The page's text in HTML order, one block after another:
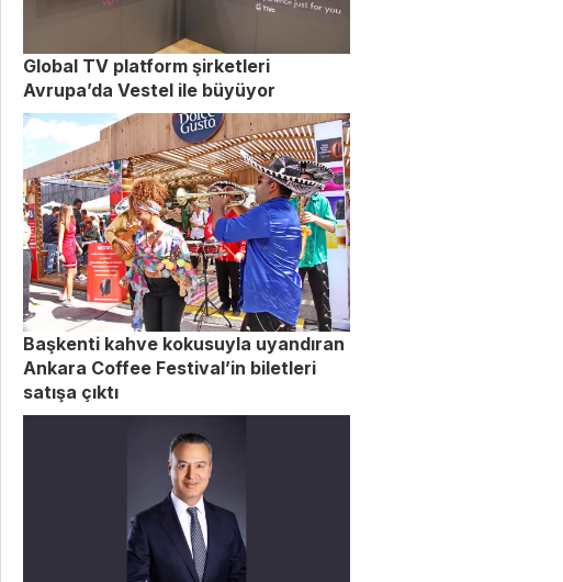
Global TV platform şirketleri
Avrupa’da Vestel ile büyüyor
Başkenti kahve kokusuyla uyandıran
Ankara Coffee Festival’in biletleri
satışa çıktı